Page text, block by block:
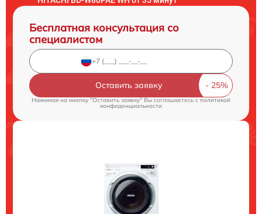
Бесплатная консультация со
специалистом
Оставить заявку
Нажимая на кнопку "Оставить заявку" Вы соглашаетесь cполитикой
конфиденциальности